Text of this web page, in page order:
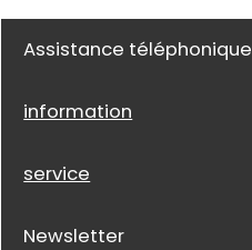
Assistance téléphonique
information
service
Newsletter